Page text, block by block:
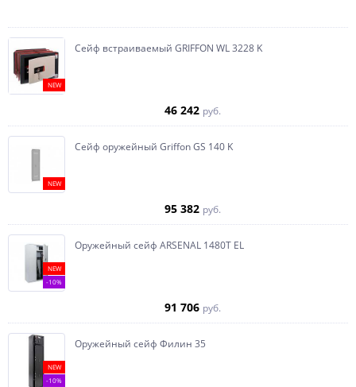
NEW
Сейф встраиваемый GRIFFON WL 3228 K
46 242 руб.
NEW
Сейф оружейный Griffon GS 140 K
95 382 руб.
NEW
-10%
Оружейный сейф ARSENAL 1480Т EL
91 706 руб.
NEW
-10%
Оружейный сейф Филин 35